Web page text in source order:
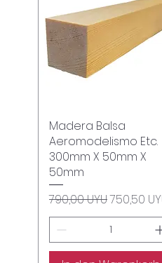
Schnellansicht
Madera Balsa
Aeromodelismo Etc.
300mm X 50mm X
50mm
Standardpreis
790,00 UYUSale-
750,50